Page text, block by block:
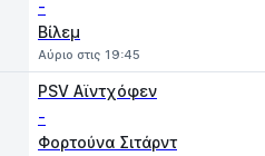
-
Βίλεμ
Αύριο στις 19:45
PSV Αϊντχόφεν
-
Φορτούνα Σιτάρντ